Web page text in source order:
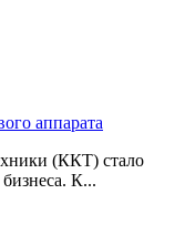
аппарата
(ККТ) стало
К...